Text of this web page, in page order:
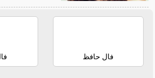
فال حافظ